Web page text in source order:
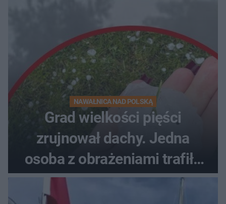
NAWAŁNICA NAD POLSKĄ
Grad wielkości pięści
zrujnował dachy. Jedna
osoba z obrażeniami trafiła
do szpitala